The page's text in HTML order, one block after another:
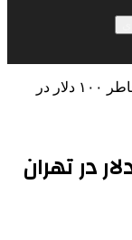
قتل تورلیدر ایرانی به خاطر ۱۰۰ دلار در